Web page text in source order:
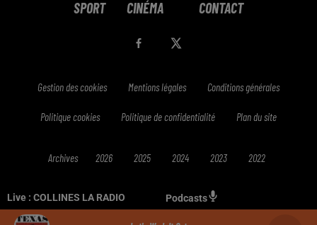
Live : COLLINES LA RADIO Podcasts
SPORT CINÉMA CONTACT
Gestion des cookies Mentions légales Conditions générales
Politique cookies Politique de confidentialité Plan du site
Archives 2026 2025 2024 2023 2022